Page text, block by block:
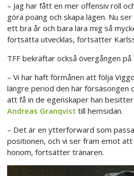
– Jag har fått en mer offensiv roll
göra poäng och skapa lägen. Nu
ett bra år och bara lära mig så
fortsätta utvecklas, fortsätter
TFF bekräftar också övergången
– Vi har haft förmånen att följa
längre period den här försäsongen
att få in de egenskaper han
Andreas Granqvist till hemsidan.
– Det är en ytterforward som
positionen, och vi ser fram emot
honom, fortsätter tränaren.